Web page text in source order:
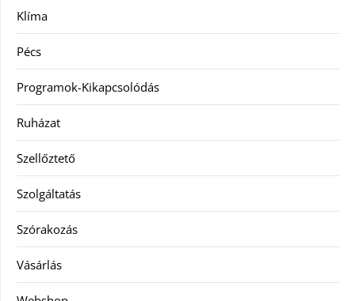
Klíma
Pécs
Programok-Kikapcsolódás
Ruházat
Szellőztető
Szolgáltatás
Szórakozás
Vásárlás